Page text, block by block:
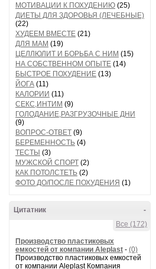
МОТИВАЦИИ К ПОХУДЕНИЮ (25)
ДИЕТЫ ДЛЯ ЗДОРОВЬЯ (ЛЕЧЕБНЫЕ)
(22)
ХУДЕЕМ ВМЕСТЕ (21)
ДЛЯ МАМ (19)
ЦЕЛЛЮЛИТ И БОРЬБА С НИМ (15)
НА СОБСТВЕННОМ ОПЫТЕ (14)
БЫСТРОЕ ПОХУДЕНИЕ (13)
ЙОГА (11)
КАЛОРИИ (11)
СЕКС,ИНТИМ (9)
ГОЛОДАНИЕ,РАЗГРУЗОЧНЫЕ ДНИ
(9)
ВОПРОС-ОТВЕТ (9)
БЕРЕМЕННОСТЬ (4)
ТЕСТЫ (3)
МУЖСКОЙ СПОРТ (2)
КАК ПОТОЛСТЕТЬ (2)
ФОТО ДО/ПОСЛЕ ПОХУДЕНИЯ (1)
-
Цитатник
Все (172)
Производство пластиковых
емкостей от компании Aleplast - (0)
Производство пластиковых емкостей
от компании Aleplast Компания